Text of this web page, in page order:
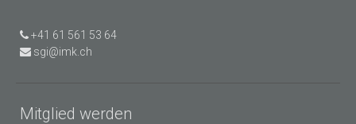
+41 61 561 53 64
sgi@imk.ch
Mitglied werden